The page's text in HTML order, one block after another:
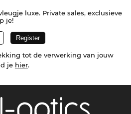
luxe. Private sales, exclusieve
je!
tot de verwerking van jouw
je hier.